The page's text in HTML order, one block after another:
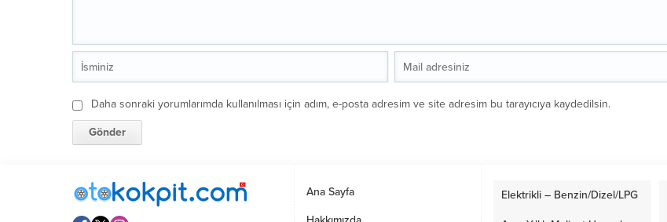
Daha sonraki yorumlarımda kullanılması için adım, e-posta adresim ve site adresim bu tarayıcıya kaydedilsin.
Ana Sayfa Elektrikli – Benzin/Dizel/LPG